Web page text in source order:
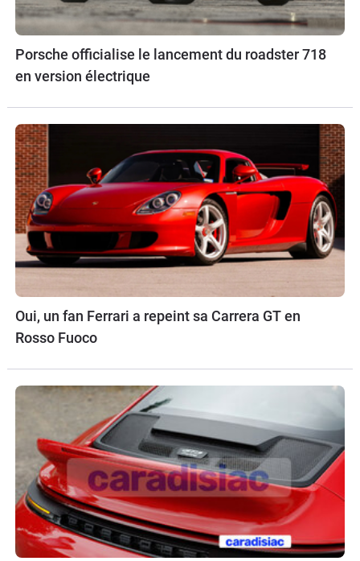
Porsche officialise le lancement du roadster 718
en version électrique
Oui, un fan Ferrari a repeint sa Carrera GT en
Rosso Fuoco